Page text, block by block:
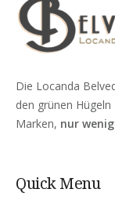
Die Locanda
den grünen
Marken, nur
Quick Menu